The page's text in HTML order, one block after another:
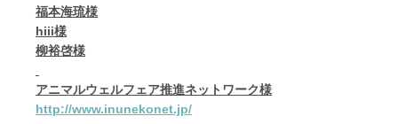
福本海琉様
hiii様
柳裕啓様
アニマルウェルフェア推進ネットワーク様
http://www.inunekonet.jp/